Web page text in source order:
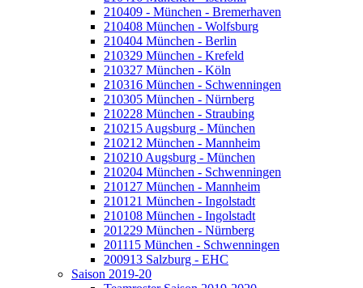
210409 - München - Bremerhaven
210408 München - Wolfsburg
210404 München - Berlin
210329 München - Krefeld
210327 München - Köln
210316 München - Schwenningen
210305 München - Nürnberg
210228 München - Straubing
210215 Augsburg - München
210212 München - Mannheim
210210 Augsburg - München
210204 München - Schwenningen
210127 München - Mannheim
210121 München - Ingolstadt
210108 München - Ingolstadt
201229 München - Nürnberg
201115 München - Schwenningen
200913 Salzburg - EHC
Saison 2019-20